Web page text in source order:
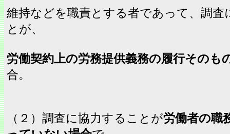
維持などを職責とする者であって、調査
とが、
労働契約上の労務提供義務の履行そのも
合。
（２）調査に協力することが労働者の職